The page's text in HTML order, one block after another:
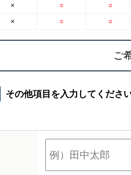
×
×
○
○
○
○
ご
その他項目を入力してくださ